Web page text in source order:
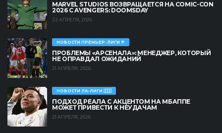
MARVEL STUDIOS ВОЗВРАЩАЕТСЯ НА COMIC-CON
2026 С AVENGERS: DOOMSDAY
22 АПРЕЛЯ, 2026
НОВОСТИ ПРЕМЬЕР-ЛИГИ 🏴󠁧󠁢󠁥󠁮󠁧󠁿
ПРОБЛЕМЫ «АРСЕНАЛА»: МЕНЕДЖЕР, КОТОРЫЙ
НЕ ОПРАВДАЛ ОЖИДАНИЙ
21 АПРЕЛЯ, 2026
НОВОСТИ ЛА-ЛИГИ 🇪🇸
ПОДХОД РЕАЛА С АКЦЕНТОМ НА МБАППЕ
МОЖЕТ ПРИВЕСТИ К НЕУДАЧАМ
21 АПРЕЛЯ, 2026